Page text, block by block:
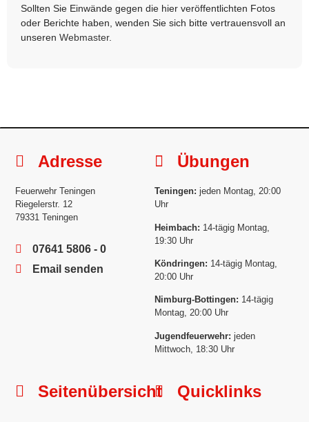
Sollten Sie Einwände gegen die hier veröffentlichten Fotos
oder Berichte haben, wenden Sie sich bitte vertrauensvoll an
unseren Webmaster.
Adresse
Feuerwehr Teningen
Riegelerstr. 12
79331 Teningen
07641 5806 - 0
Email senden
Übungen
Teningen: jeden Montag, 20:00
Uhr
Heimbach: 14-tägig Montag,
19:30 Uhr
Köndringen: 14-tägig Montag,
20:00 Uhr
Nimburg-Bottingen: 14-tägig
Montag, 20:00 Uhr
Jugendfeuerwehr: jeden
Mittwoch, 18:30 Uhr
Seitenübersicht Quicklinks